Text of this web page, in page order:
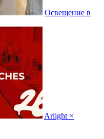
Освещение в
Arlight ×